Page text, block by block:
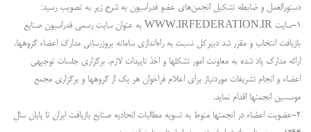
دستورالعمل و ضابطه تشکیل انجمن‌های عضو فدراسیون به شرح زیر به تصویب رسید:
۱-سایت WWW.IRFEDERATION.IR به عنوان سایت رسمی فدراسیون صنایع
بازیافت انتخاب و مقرر شد دبیرکل نسبت به راه‌اندازی سامانه بروزرسانی مدارک اعضاء گروهها،
ارائه مدارک یاد شده به معاونت امور تشکلها و اخذ تاییدات لازم، برگزاری جلسات توجیهی
اعضاء و انجام تشریفات موردنیاز برای اعلام فراخوان هر یک از گروهها و برگزاری مجمع
موسسین انجمنها اقدام نماید.
۲-عضویت اعضاء در انجمنها منوط به تسویه مطالبات اتحادیه صنایع بازیافت ایران تا پایان سال